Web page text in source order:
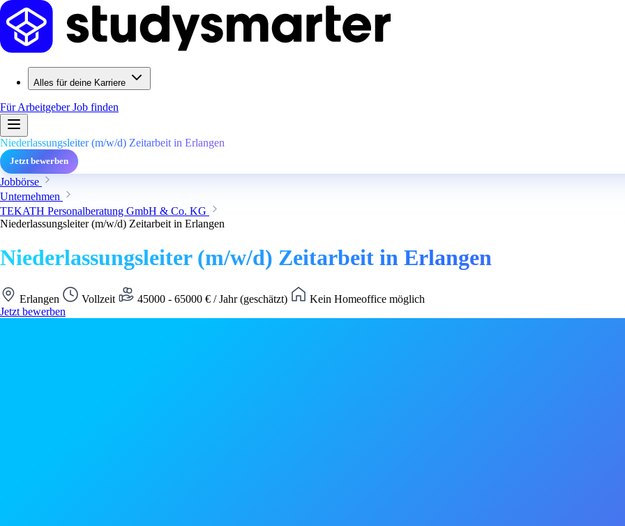
Alles für deine Karriere
Für ArbeitgeberJob finden
Niederlassungsleiter (m/w/d) Zeitarbeit in Erlangen
Jetzt bewerben
Jobbörse
Unternehmen
TEKATH Personalberatung GmbH & Co. KG
Niederlassungsleiter (m/w/d) Zeitarbeit in Erlangen
Niederlassungsleiter (m/w/d) Zeitarbeit in Erlangen
Erlangen Vollzeit 45000 - 65000 € / Jahr (geschätzt)
Kein Homeoffice möglich
Jetzt bewerben